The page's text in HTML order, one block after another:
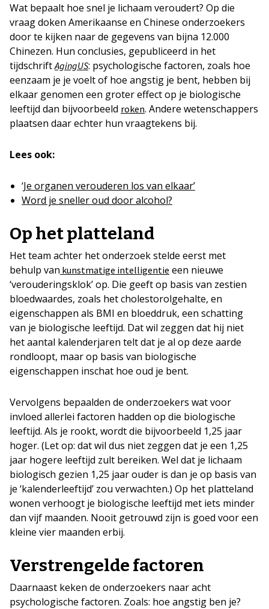
Wat bepaalt hoe snel je lichaam veroudert? Op die
vraag doken Amerikaanse en Chinese onderzoekers
door te kijken naar de gegevens van bijna 12.000
Chinezen. Hun conclusies, gepubliceerd in het
tijdschriftAgingUS: psychologische factoren, zoals hoe
eenzaam je je voelt of hoe angstig je bent, hebben bij
elkaar genomen een groter effect op je biologische
leeftijd dan bijvoorbeeld roken. Andere wetenschappers
plaatsen daar echter hun vraagtekens bij.
Lees ook:
‘Je organen verouderen los van elkaar’
Word je sneller oud door alcohol?
Op het platteland
Het team achter het onderzoek stelde eerst met
behulp van kunstmatige intelligentie een nieuwe
‘verouderingsklok’ op. Die geeft op basis van zestien
bloedwaardes, zoals het cholestorolgehalte, en
eigenschappen als BMI en bloeddruk, een schatting
van je biologische leeftijd. Dat wil zeggen dat hij niet
het aantal kalenderjaren telt dat je al op deze aarde
rondloopt, maar op basis van biologische
eigenschappen inschat hoe oud je bent.
Vervolgens bepaalden de onderzoekers wat voor
invloed allerlei factoren hadden op die biologische
leeftijd. Als je rookt, wordt die bijvoorbeeld 1,25 jaar
hoger. (Let op: dat wil dus niet zeggen dat je een 1,25
jaar hogere leeftijd zult bereiken. Wel dat je lichaam
biologisch gezien 1,25 jaar ouder is dan je op basis van
je ‘kalenderleeftijd’ zou verwachten.) Op het platteland
wonen verhoogt je biologische leeftijd met iets minder
dan vijf maanden. Nooit getrouwd zijn is goed voor een
kleine vier maanden erbij.
Verstrengelde factoren
Daarnaast keken de onderzoekers naar acht
psychologische factoren. Zoals: hoe angstig ben je?